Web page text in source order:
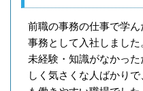
前職の事務の仕事で学ん
事務として入社しまし
未経験・知識がなかっ
しく気さくな人ばかり